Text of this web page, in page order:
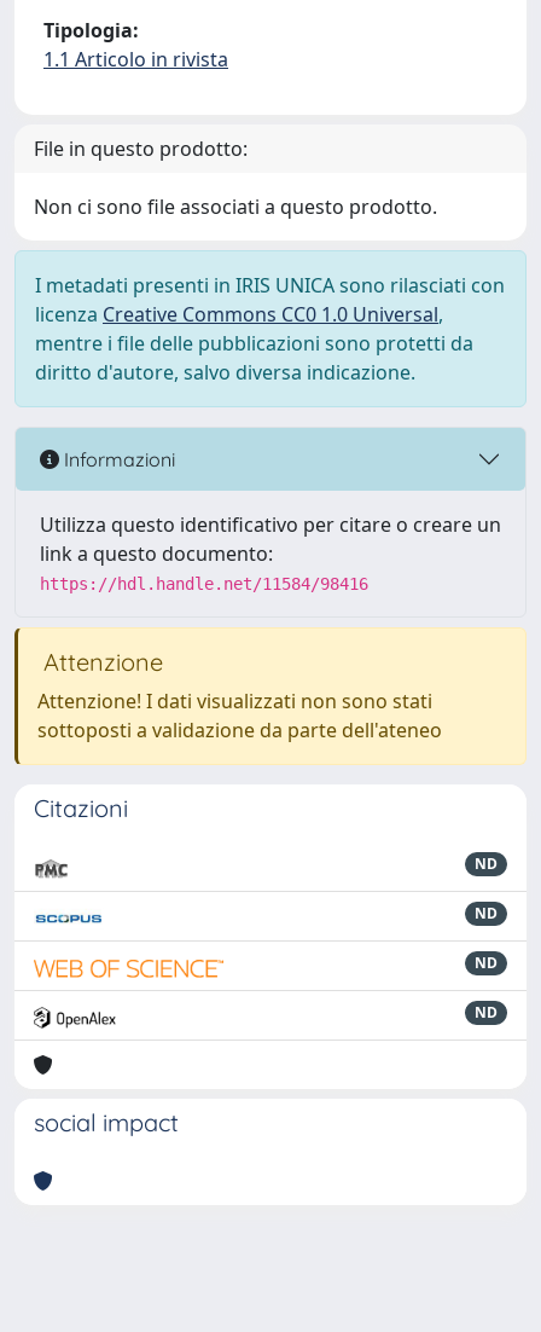
Tipologia:
1.1 Articolo in rivista
File in questo prodotto:
Non ci sono file associati a questo prodotto.
I metadati presenti in IRIS UNICA sono rilasciati con
licenza Creative Commons CC0 1.0 Universal,
mentre i file delle pubblicazioni sono protetti da
diritto d'autore, salvo diversa indicazione.
Informazioni
Utilizza questo identificativo per citare o creare un
link a questo documento:
https://hdl.handle.net/11584/98416
Attenzione
Attenzione! I dati visualizzati non sono stati
sottoposti a validazione da parte dell'ateneo
Citazioni
ND
ND
ND
ND
social impact